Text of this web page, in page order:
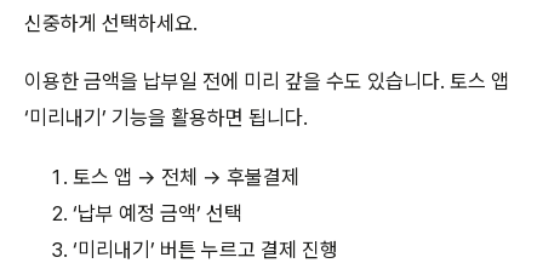
신중하게 선택하세요.
이용한 금액을 납부일 전에 미리 갚을 수도 있습니다. 토스 앱
‘미리내기’ 기능을 활용하면 됩니다.
토스 앱 → 전체 → 후불결제
‘납부 예정 금액’ 선택
‘미리내기’ 버튼 누르고 결제 진행